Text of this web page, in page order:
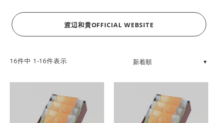
渡辺和貴OFFICIAL WEBSITE
16件中 1-16件表示